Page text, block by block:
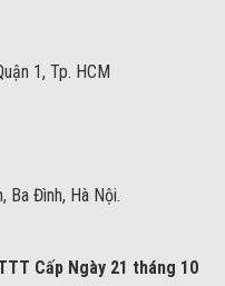
1, Tp. HCM
Ba Đình, Hà Nội.
Cấp Ngày 21 tháng 10